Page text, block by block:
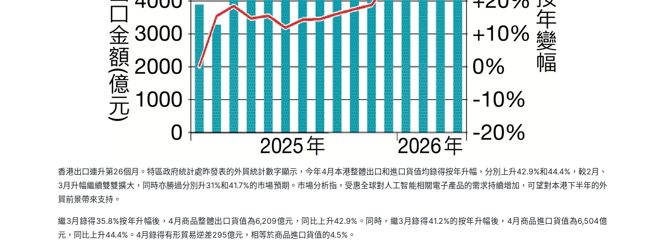
香港出口連升第26個月。特區政府統計處昨發表的外貿統計數字顯示，今年4月本港整體出口和進口貨值均錄得按年升幅，分別上升42.9%和44.4%，較2月、
3月升幅繼續雙雙擴大，同時亦勝過分別升31%和41.7%的市場預期。市場分析指，受惠全球對人工智能相關電子產品的需求持續增加，可望對本港下半年的外
貿前景帶來支持。
繼3月錄得35.8%按年升幅後，4月商品整體出口貨值為6,209億元，同比上升42.9%。同時，繼3月錄得41.2%的按年升幅後，4月商品進口貨值為6,504億
元，同比上升44.4%。4月錄得有形貿易逆差295億元，相等於商品進口貨值的4.5%。